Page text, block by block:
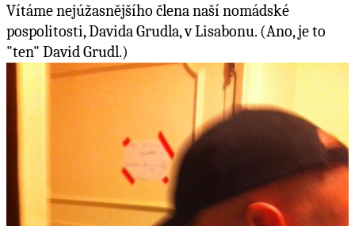
Vítáme nejúžasnějšího člena naší nomádské
pospolitosti, Davida Grudla, v Lisabonu. (Ano, je to
"ten" David Grudl.)